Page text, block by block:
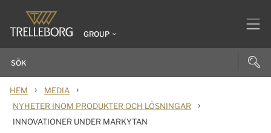
GROUP
HEM › MEDIA ›
NYHETER INOM PRODUKTER OCH LÖSNINGAR ›
INNOVATIONER UNDER MARKYTAN